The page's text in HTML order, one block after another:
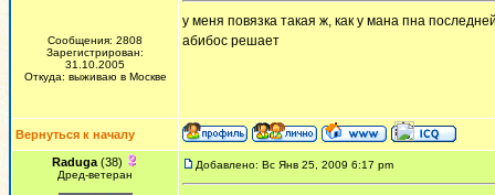
Сообщения: 2808
Зарегистрирован:
31.10.2005
Откуда: выживаю в Москве
у меня повязка такая ж, как у мана пна
абибос решает
Вернуться к началу
Raduga (38)
Дред-ветеран
Добавлено: Вс Янв 25, 2009 6:17 pm